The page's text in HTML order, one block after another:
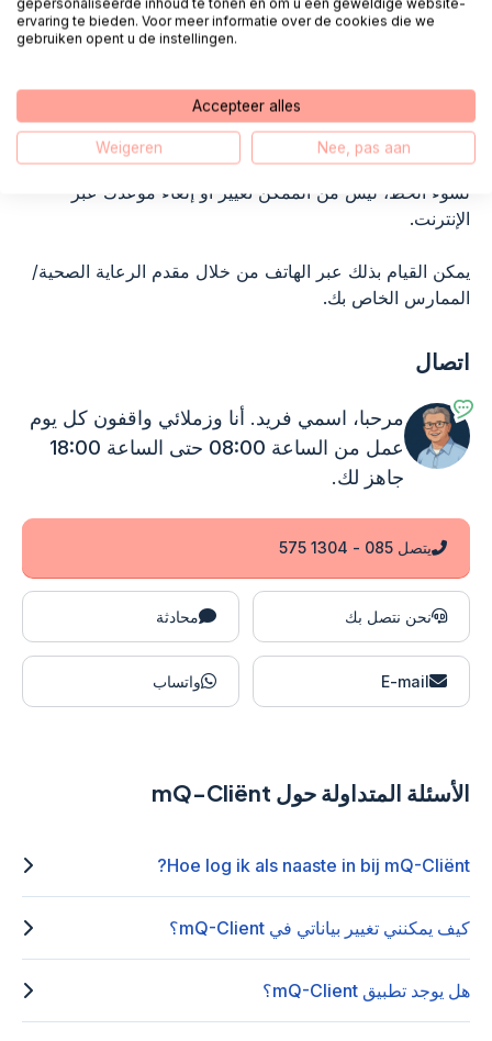
تغيير/إلغاء الموعد
لسوء الحظ، ليس من الممكن تغيير أو إلغاء موعدك عبر
الإنترنت.
يمكن القيام بذلك عبر الهاتف من خلال مقدم الرعاية الصحية/
الممارس الخاص بك.
اتصال
مرحبا، اسمي فريد. أنا وزملائي واقفون كل يوم
عمل من الساعة 08:00 حتى الساعة 18:00
جاهز لك.
يتصل 085 - 1304 575
نحن نتصل بك محادثة
E-mail واتساب
الأسئلة المتداولة حول mQ-Cliënt
Hoe log ik als naaste in bij mQ-Cliënt?
كيف يمكنني تغيير بياناتي في mQ-Client؟
هل يوجد تطبيق mQ-Client؟
ervaring te bieden. Voor meer informatie over de cookies die we
gebruiken opent u de instellingen.
Accepteer alles
Weigeren Nee, pas aan